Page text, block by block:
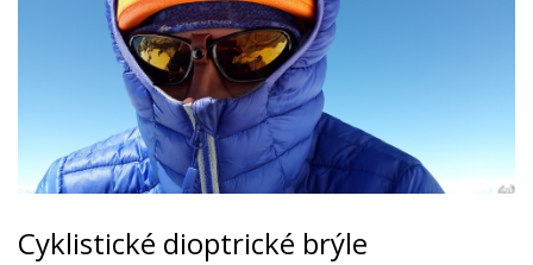
Cyklistické dioptrické brýle